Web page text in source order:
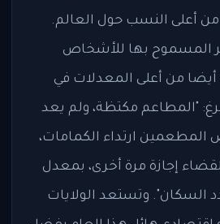
أعلى النسب حول العالم.
المسموح بها للأشخاص
334 وهو أيضا من أعلى المعدلات في
"المطاعم مكتظة، ولم يعد
ارتداء الكمامات،
إجازة مرة أخرى، بمعدل
وتستعد الولايات